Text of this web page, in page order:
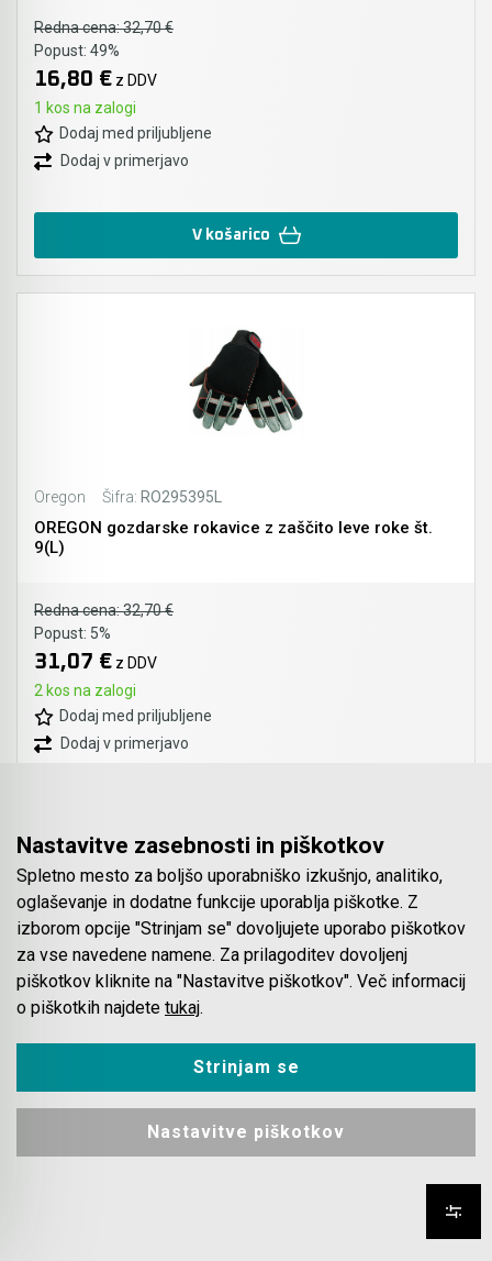
Redna cena:32,70 €
Popust: 49%
16,80 € z DDV
1 kos na zalogi
Dodaj med priljubljene
Dodaj v primerjavo
V košarico
Oregon Šifra: RO295395L
OREGON gozdarske rokavice z zaščito leve roke št.
9(L)
Redna cena:32,70 €
Popust: 5%
31,07 € z DDV
2 kos na zalogi
Dodaj med priljubljene
Dodaj v primerjavo
OREGON gozdarske rokavice z zaščito leve roke št.
Nastavitve zasebnosti in piškotkov
Spletno mesto za boljšo uporabniško izkušnjo, analitiko,
oglaševanje in dodatne funkcije uporablja piškotke. Z
izborom opcije "Strinjam se" dovoljujete uporabo piškotkov
za vse navedene namene. Za prilagoditev dovoljenj
piškotkov kliknite na "Nastavitve piškotkov". Več informacij
o piškotkih najdete tukaj.
Strinjam se
Nastavitve piškotkov